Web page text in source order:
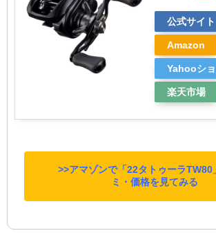
公式サイト
Amazon
Yahooシ
楽天市場
>>アマゾンで「22タトゥーラTW80
ミ・価格を見てみる